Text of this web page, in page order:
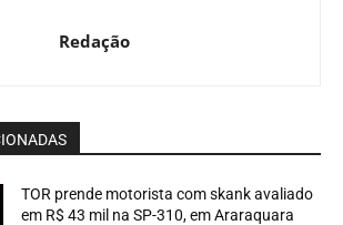
Redação
TOR prende motorista com skank avaliado
em R$ 43 mil na SP-310, em Araraquara